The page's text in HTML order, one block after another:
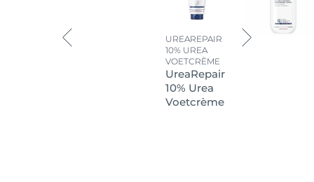
UREAREPAIR
10% UREA
VOETCRÈME
UreaRepair
10% Urea
Voetcrème